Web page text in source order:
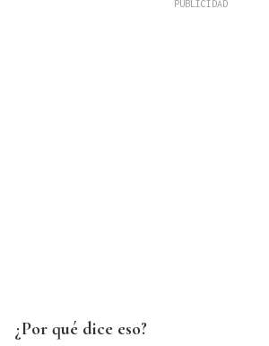
¿Por qué dice eso?